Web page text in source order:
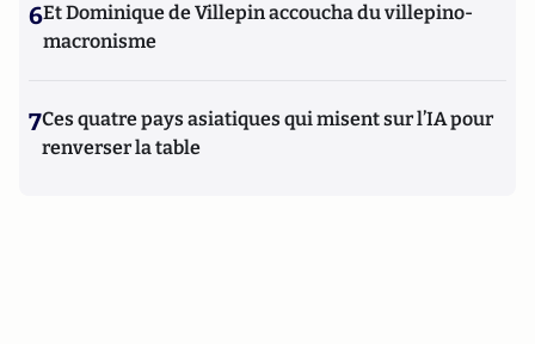
6Et Dominique de Villepin accoucha du villepino-
macronisme
7Ces quatre pays asiatiques qui misent sur l’IA pour
renverser la table